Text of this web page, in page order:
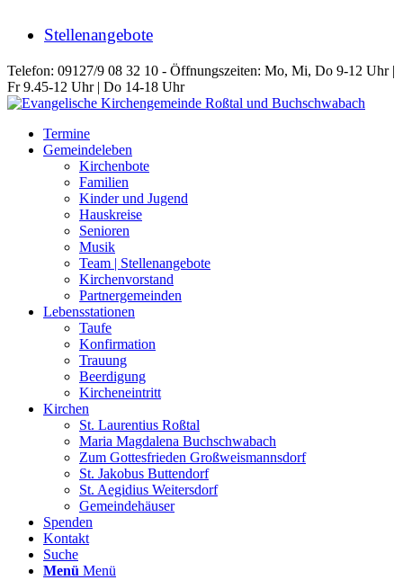
Stellenangebote
Telefon: 09127/9 08 32 10 - Öffnungszeiten: Mo, Mi, Do 9-12 Uhr |
Fr 9.45-12 Uhr | Do 14-18 Uhr
Termine
Gemeindeleben
Kirchenbote
Familien
Kinder und Jugend
Hauskreise
Senioren
Musik
Team | Stellenangebote
Kirchenvorstand
Partnergemeinden
Lebensstationen
Taufe
Konfirmation
Trauung
Beerdigung
Kircheneintritt
Kirchen
St. Laurentius Roßtal
Maria Magdalena Buchschwabach
Zum Gottesfrieden Großweismannsdorf
St. Jakobus Buttendorf
St. Aegidius Weitersdorf
Gemeindehäuser
Spenden
Kontakt
Suche
Menü Menü